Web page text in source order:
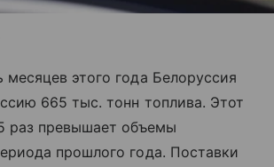
этого года Белоруссия
665 тыс. тонн топлива. Этот
раз превышает объемы
прошлого года. Поставки